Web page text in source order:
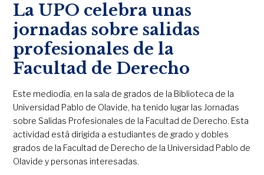
La UPO celebra unas
jornadas sobre salidas
profesionales de la
Facultad de Derecho
Este mediodía, en la sala de grados de la Biblioteca de la
Universidad Pablo de Olavide, ha tenido lugar las Jornadas
sobre Salidas Profesionales de la Facultad de Derecho. Esta
actividad está dirigida a estudiantes de grado y dobles
grados de la Facultad de Derecho de la Universidad Pablo de
Olavide y personas interesadas.